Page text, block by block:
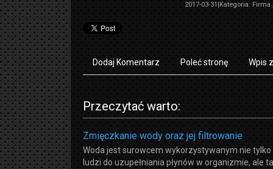
2017-03-31 Kategoria:
Dodaj Komentarz Poleć stronę Wpis
Przeczytać warto:
Zmięczkanie wody oraz jej filtrowanie
Woda jest surowcem wykorzystywanym nie
ludzi do uzupełniania płynów w organizmie, ale